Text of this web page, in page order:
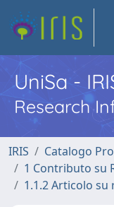
UniSa -
Research
IRIS
Catalogo
1 Contributo su
1.1.2 Articolo su